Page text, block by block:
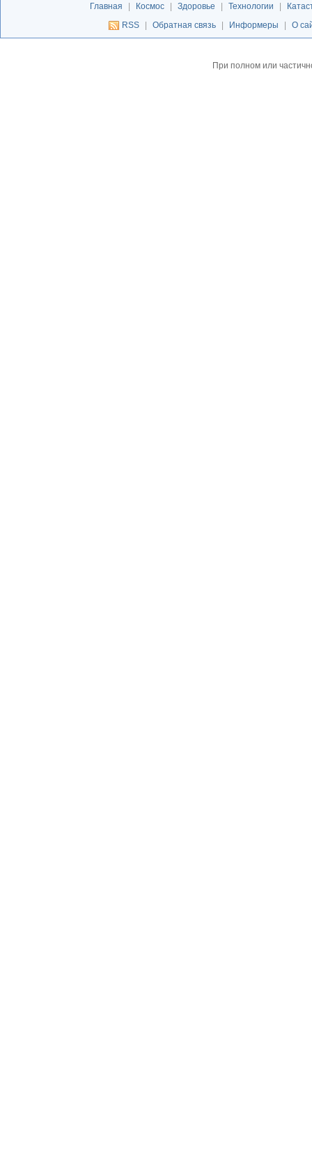
Главная | Космос | Здоровье | Технологии |
RSS
| Обратная связь | Информеры | О
При полном или